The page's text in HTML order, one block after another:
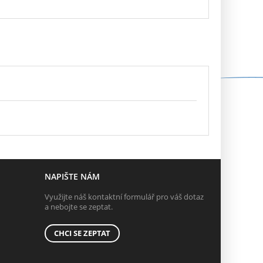
NAPIŠTE NÁM
Využijte náš kontaktní formulář pro váš dotaz
a nebojte se zeptat.
CHCI SE ZEPTAT